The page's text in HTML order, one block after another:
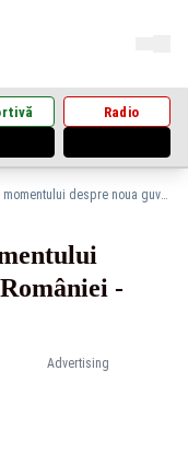
Radio
Nicușor Dan, anunțul momentului despre noua guvernare a României - LIVE -
Advertising
-